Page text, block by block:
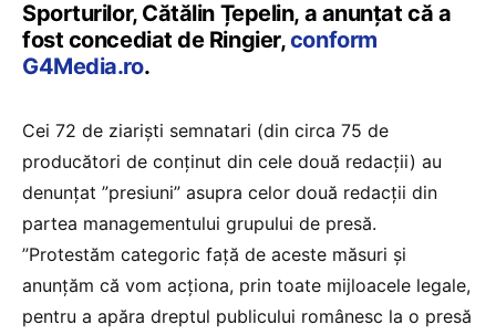
Sporturilor, Cătălin Țepelin, a anunțat că a
fost concediat de Ringier,conform
G4Media.ro.
Cei 72 de ziariști semnatari (din circa 75 de
producători de conținut din cele două redacții) au
denunțat ”presiuni” asupra celor două redacții din
partea managementului grupului de presă.
”Protestăm categoric față de aceste măsuri și
anunțăm că vom acționa, prin toate mijloacele legale,
pentru a apăra dreptul publicului românesc la o presă